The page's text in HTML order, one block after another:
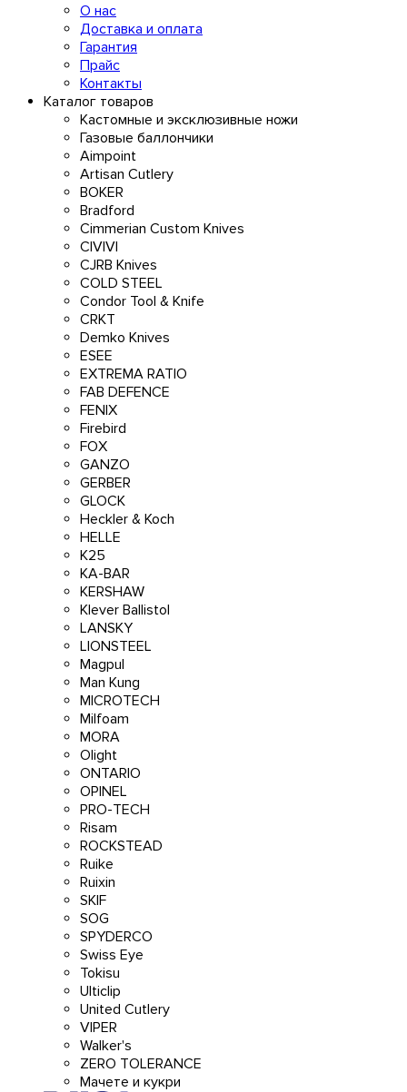
О нас
Доставка и оплата
Гарантия
Прайс
Контакты
Каталог товаров
Кастомные и эксклюзивные ножи
Газовые баллончики
Aimpoint
Artisan Cutlery
BOKER
Bradford
Cimmerian Custom Knives
CIVIVI
CJRB Knives
COLD STEEL
Condor Tool & Knife
CRKT
Demko Knives
ESEE
EXTREMA RATIO
FAB DEFENCE
FENIX
Firebird
FOX
GANZO
GERBER
GLOCK
Heckler & Koch
HELLE
K25
KA-BAR
KERSHAW
Klever Ballistol
LANSKY
LIONSTEEL
Magpul
Man Kung
MICROTECH
Milfoam
MORA
Olight
ONTARIO
OPINEL
PRO-TECH
Risam
ROCKSTEAD
Ruike
Ruixin
SKIF
SOG
SPYDERCO
Swiss Eye
Tokisu
Ulticlip
United Cutlery
VIPER
Walker's
ZERO TOLERANCE
Мачете и кукри